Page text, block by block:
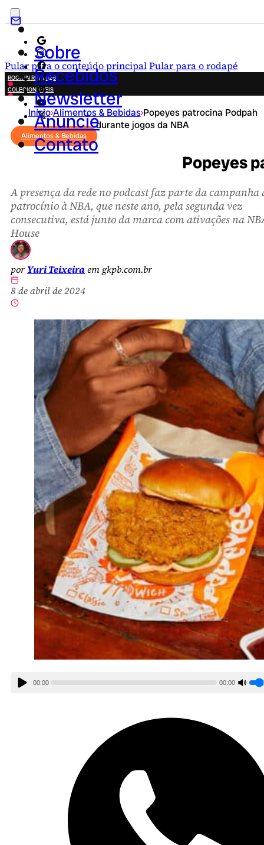
Pular para o conteúdo principalPular para o rodapé
Sobre
Recebidos
Newsletter
Anuncie
Contato
ROCK IN RIO 2026
COLECIONÁVEIS
FESTA JUNINA
NOVIDADES
CAMPANHAS CRIATIVAS
Início›Alimentos & Bebidas›Popeyes patrocina Podpah
durante jogos da NBA
Alimentos & Bebidas
Popeyes
A presença da rede no podcast faz parte da campanha
patrocínio à NBA, que neste ano, pela segunda vez
consecutiva, está junto da marca com ativações na
House
por Yuri Teixeiraem gkpb.com.br
8 de abril de 2024
00:00 00:00